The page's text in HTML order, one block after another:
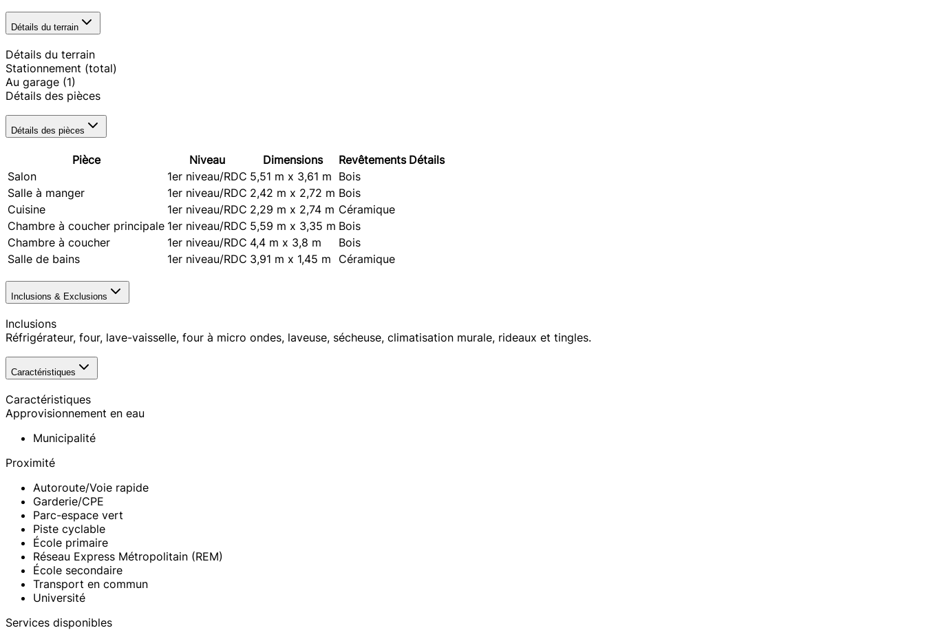
Détails du terrain
Détails du terrain
Stationnement (total)
Au garage (1)
Détails des pièces
Détails des pièces
Pièce Niveau Dimensions Revêtements Détails
Salon
1er niveau/RDC 5,51 m x 3,61 m Bois
Salle à manger
1er niveau/RDC 2,42 m x 2,72 m Bois
Cuisine
1er niveau/RDC 2,29 m x 2,74 m Céramique
Chambre à coucher principale 1er niveau/RDC 5,59 m x 3,35 m Bois
Chambre à coucher
1er niveau/RDC 4,4 m x 3,8 m
Bois
Salle de bains
1er niveau/RDC 3,91 m x 1,45 m Céramique
Inclusions & Exclusions
Inclusions
Réfrigérateur, four, lave-vaisselle, four à micro ondes, laveuse, sécheuse, climatisation murale, rideaux et tingles.
Caractéristiques
Caractéristiques
Approvisionnement en eau
Municipalité
Proximité
Autoroute/Voie rapide
Garderie/CPE
Parc-espace vert
Piste cyclable
École primaire
Réseau Express Métropolitain (REM)
École secondaire
Transport en commun
Université
Services disponibles